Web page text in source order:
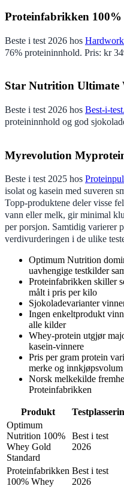
Proteinfabrikken 100%
Beste i test 2026 hos
76% proteininnhold. Pris: kr
Star Nutrition Ultimate
Beste i test 2026 hos Best-i-
proteininnhold og god
Myrevolution
Beste i test 2025 hos
isolat og kasein med suveren
Topp-produktene deler visse
vann eller melk, gir minimal
per porsjon. Samtidig varierer
verdivurderingen i de ulike
Optimum Nutrition
uavhengige testkilder
Proteinfabrikken skiller
målt i pris per kilo
Sjokoladevarianter
Ingen enkeltprodukt
alle kilder
Whey-protein utgjør
kasein-vinnere
Pris per gram protein
merke og innkjøpsvolum
Norsk melkekilde
Proteinfabrikken
Produkt
Optimum
Nutrition 100%
Whey Gold
Standard
Best i test
2026
Proteinfabrikken
100% Whey
Best i test
2026